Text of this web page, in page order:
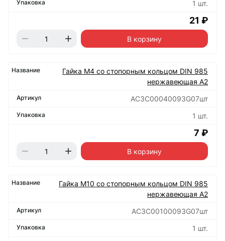
1 шт.
21 ₽
В корзину
Гайка М4 со стопорным кольцом DIN 985
нержавеющая А2
АС3C00040093G07шт
1 шт.
7 ₽
В корзину
Гайка М10 со стопорным кольцом DIN 985
нержавеющая А2
АС3C00100093G07шт
1 шт.